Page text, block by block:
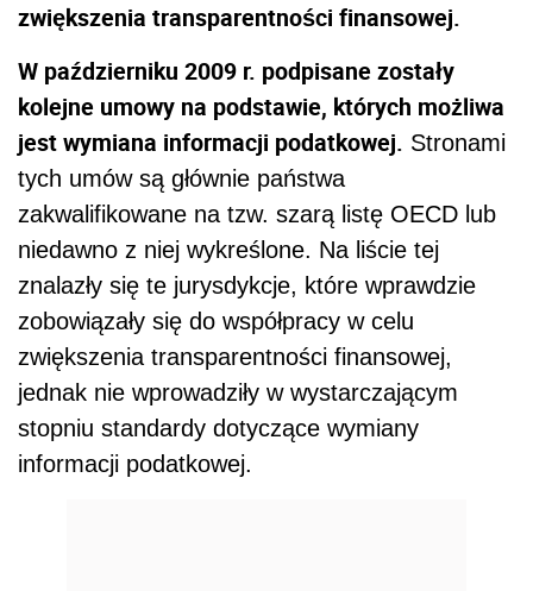
zwiększenia transparentności finansowej.
W październiku 2009 r. podpisane zostały
kolejne umowy na podstawie, których możliwa
jest wymiana informacji podatkowej. Stronami
tych umów są głównie państwa
zakwalifikowane na tzw. szarą listę OECD lub
niedawno z niej wykreślone. Na liście tej
znalazły się te jurysdykcje, które wprawdzie
zobowiązały się do współpracy w celu
zwiększenia transparentności finansowej,
jednak nie wprowadziły w wystarczającym
stopniu standardy dotyczące wymiany
informacji podatkowej.